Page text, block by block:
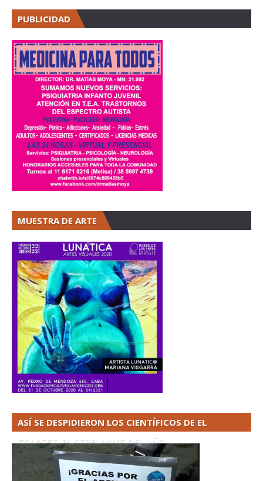
PUBLICIDAD
MUESTRA DE ARTE
ASÍ SE DESPIDIERON LOS CIENTÍFICOS DE EL
CONICET. EL STREAMING DEL AÑO